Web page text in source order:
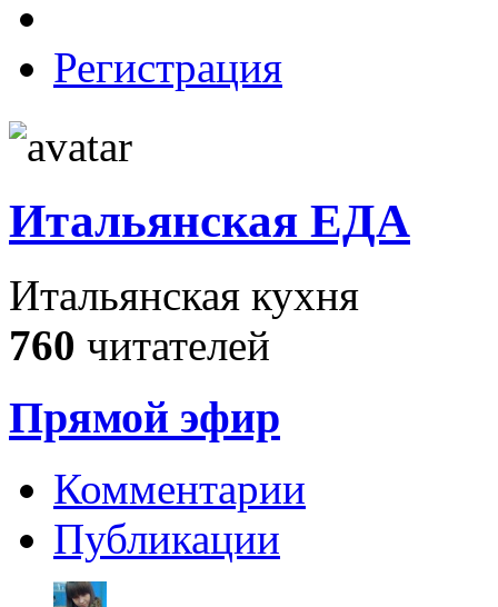
Регистрация
Итальянская ЕДА
Итальянская кухня
760 читателей
Прямой эфир
Комментарии
Публикации